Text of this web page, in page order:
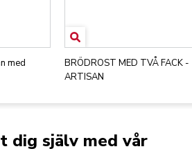
med
BRÖDROST MED TVÅ FACK -
ARTISAN
dig själv med vår